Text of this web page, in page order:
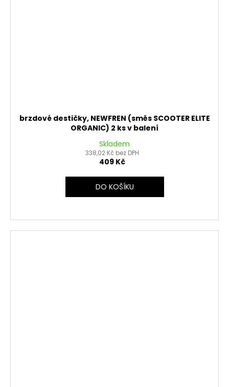
brzdové destičky, NEWFREN (směs SCOOTER ELITE
ORGANIC) 2 ks v balení
Skladem
338,02 Kč bez DPH
409 Kč
DO KOŠÍKU